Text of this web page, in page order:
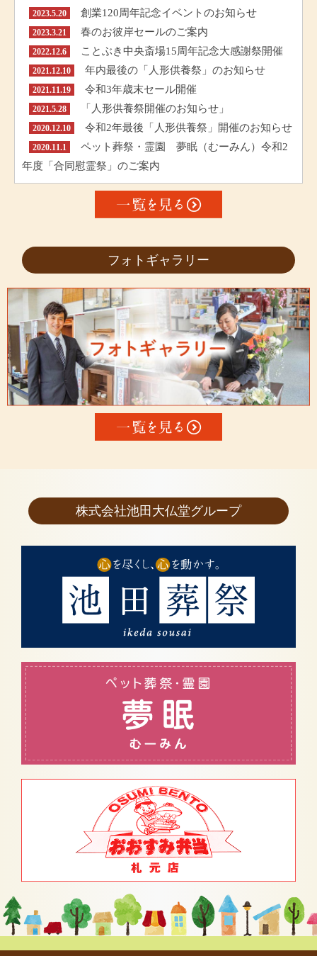
2023.5.20 創業120周年記念イベントのお知らせ
2023.3.21 春のお彼岸セールのご案内
2022.12.6 ことぶき中央斎場15周年記念大感謝祭開催
2021.12.10 年内最後の「人形供養祭」のお知らせ
2021.11.19 令和3年歳末セール開催
2021.5.28 「人形供養祭開催のお知らせ」
2020.12.10 令和2年最後「人形供養祭」開催のお知らせ
2020.11.1
ペット葬祭・霊園 夢眠（むーみん）令和2
年度「合同慰霊祭」のご案内
フォトギャラリー
株式会社池田大仏堂グループ